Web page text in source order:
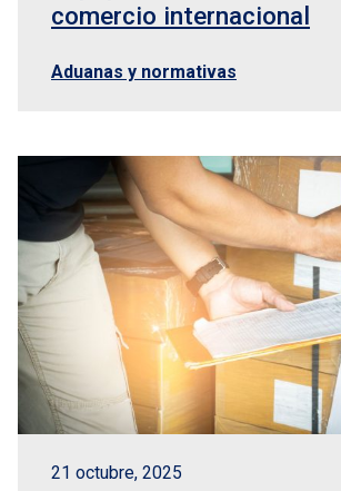
comercio internacional
Aduanas y normativas
21 octubre, 2025